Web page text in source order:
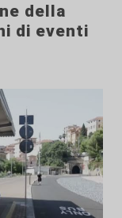
della
di eventi